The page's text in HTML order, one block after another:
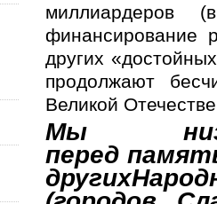
миллиардеров
финансирование
других
продолжают
Великой
Мы
перед
других